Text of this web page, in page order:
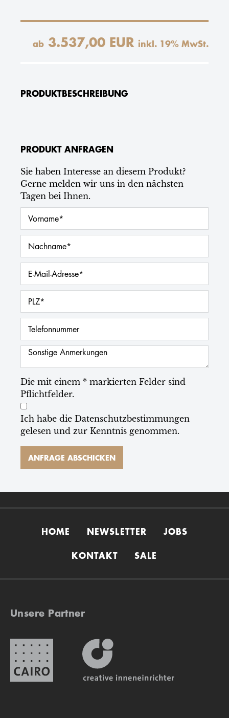
ab 3.537,00 EUR inkl. 19% MwSt.
PRODUKTBESCHREIBUNG
PRODUKT ANFRAGEN
Sie haben Interesse an diesem Produkt?
Gerne melden wir uns in den nächsten
Tagen bei Ihnen.
Die mit einem * markierten Felder sind
Pflichtfelder.
Ich habe die Datenschutzbestimmungen
gelesen und zur Kenntnis genommen.
HOME NEWSLETTER JOBS
KONTAKT SALE
Unsere Partner